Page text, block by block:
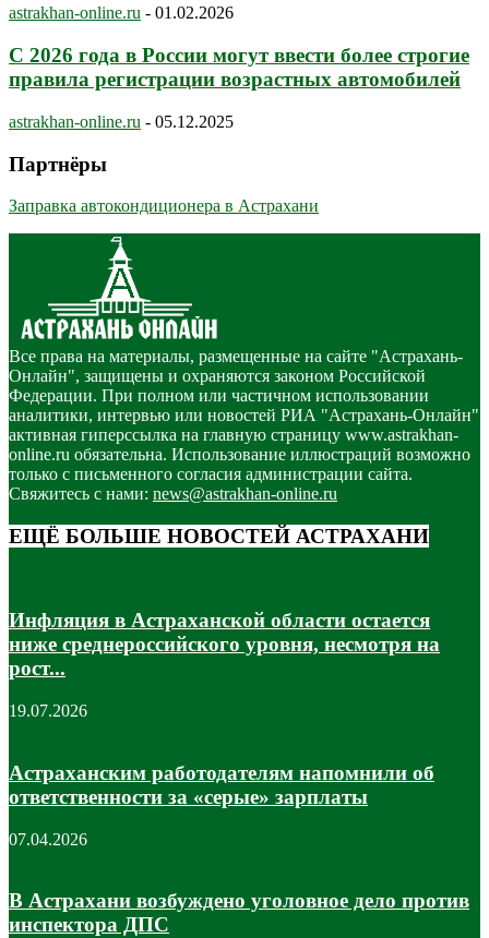
astrakhan-online.ru - 01.02.2026
С 2026 года в России могут ввести более строгие
правила регистрации возрастных автомобилей
astrakhan-online.ru - 05.12.2025
Партнёры
Заправка автокондиционера в Астрахани
Все права на материалы, размещенные на сайте "Астрахань-
Онлайн", защищены и охраняются законом Российской
Федерации. При полном или частичном использовании
аналитики, интервью или новостей РИА "Астрахань-Онлайн"
активная гиперссылка на главную страницу www.astrakhan-
online.ru обязательна. Использование иллюстраций возможно
только с письменного согласия администрации сайта.
Свяжитесь с нами: news@astrakhan-online.ru
ЕЩЁ БОЛЬШЕ НОВОСТЕЙ АСТРАХАНИ
Инфляция в Астраханской области остается
ниже среднероссийского уровня, несмотря на
рост...
19.07.2026
Астраханским работодателям напомнили об
ответственности за «серые» зарплаты
07.04.2026
В Астрахани возбуждено уголовное дело против
инспектора ДПС